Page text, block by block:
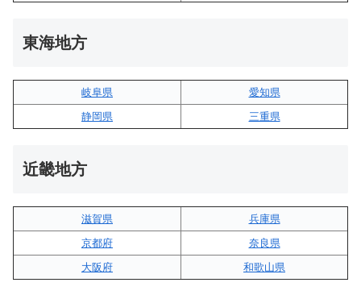
東海地方
岐阜県
愛知県
静岡県
三重県
近畿地方
滋賀県
兵庫県
京都府
奈良県
大阪府
和歌山県